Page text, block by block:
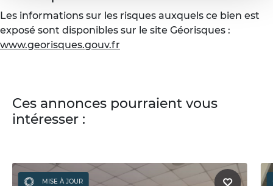
Les informations sur les risques auxquels ce bien est
exposé sont disponibles sur le site Géorisques :
www.georisques.gouv.fr
Ces annonces pourraient vous
intéresser :
MISE À JOUR